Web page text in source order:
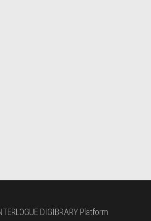
DIGIBRARY Platform